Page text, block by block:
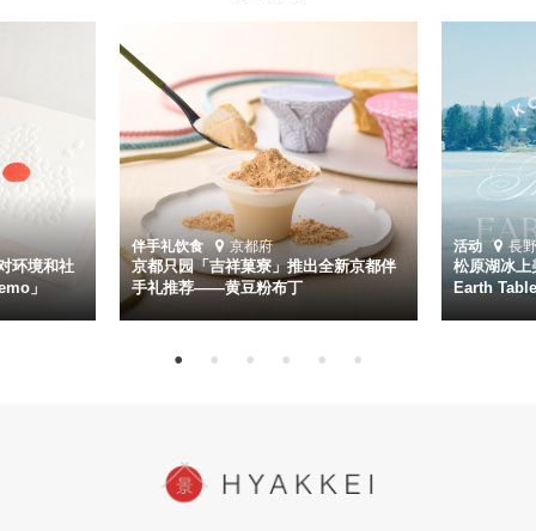
环境和社
」
伴手礼饮食 京都府
京都只园「吉祥菓寮」推出全新京都伴
手礼推荐——黄豆粉布丁
活动 長
松原湖冰
Earth